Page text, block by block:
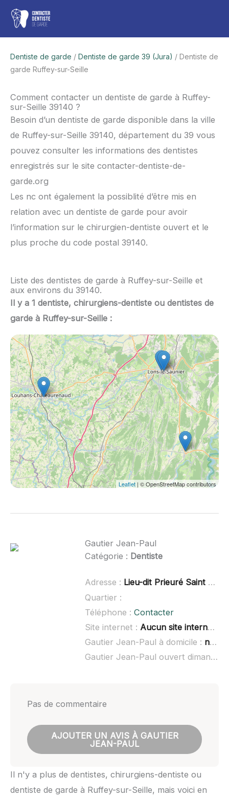
Aller
contenu
Dentiste de garde / Dentiste de garde 39 (Jura) / Dentiste de
garde Ruffey-sur-Seille
Comment contacter un dentiste de garde à Ruffey-
sur-Seille 39140 ?
Besoin d’un dentiste de garde disponible dans la ville
de Ruffey-sur-Seille 39140, département du 39 vous
pouvez consulter les informations des dentistes
enregistrés sur le site contacter-dentiste-de-
garde.org
Les nc ont également la possiblité d’être mis en
relation avec un dentiste de garde pour avoir
l’information sur le chirurgien-dentiste ouvert et le
plus proche du code postal 39140.
Liste des dentistes de garde à Ruffey-sur-Seille et
aux environs du 39140.
Il y a 1 dentiste, chirurgiens-dentiste ou dentistes de
garde à Ruffey-sur-Seille :
Leaflet | © OpenStreetMap contributors
Gautier Jean-Paul
Catégorie : Dentiste
Adresse : Lieu-dit Prieuré Saint Christophe, 39140 Ruffey-sur-Seille
Quartier :
Téléphone : Contacter
Site internet : Aucun site internet connu
Gautier Jean-Paul à domicile : non renseigné
Gautier Jean-Paul ouvert dimanche :
Pas de commentaire
AJOUTER UN AVIS À GAUTIER
JEAN-PAUL
Il n'y a plus de dentistes, chirurgiens-dentiste ou
dentiste de garde à Ruffey-sur-Seille, mais voici en